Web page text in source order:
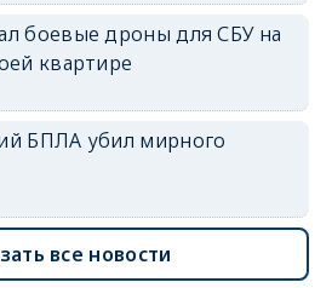
боевые дроны для СБУ на
квартире
БПЛА убил мирного
все новости